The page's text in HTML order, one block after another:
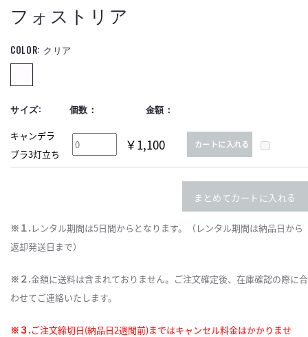
フォストリア
COLOR: クリア
サイズ: 個数： 金額：
キャンデラ
ブラ3灯立ち
￥1,100 カートに入れる
まとめてカートに入れる
※１. レンタル期間は5日間からとなります。（レンタル期間は納品日から
返却発送日まで）
※２.金額に送料は含まれておりません。ご注文確定後、在庫確認の際に合
わせてご連絡いたします。
※３.ご注文締切日(納品日2週間前)まではキャンセル料金はかかりませ